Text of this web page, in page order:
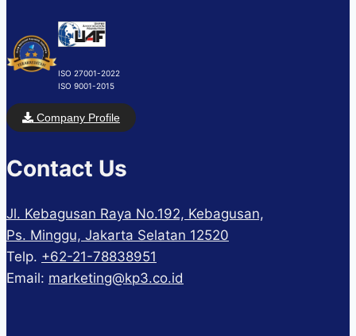
ISO 27001-2022
ISO 9001-2015
Company Profile
Contact Us
Jl. Kebagusan Raya No.192, Kebagusan,
Ps. Minggu, Jakarta Selatan 12520
Telp. +62-21-78838951
Email: marketing@kp3.co.id